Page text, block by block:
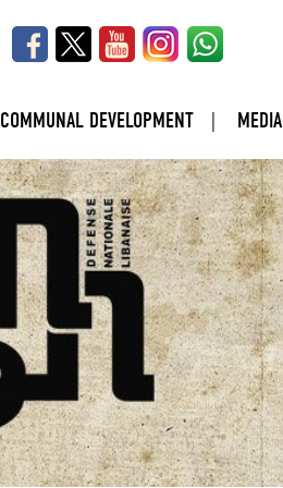
COMMUNAL DEVELOPMENT MEDIA